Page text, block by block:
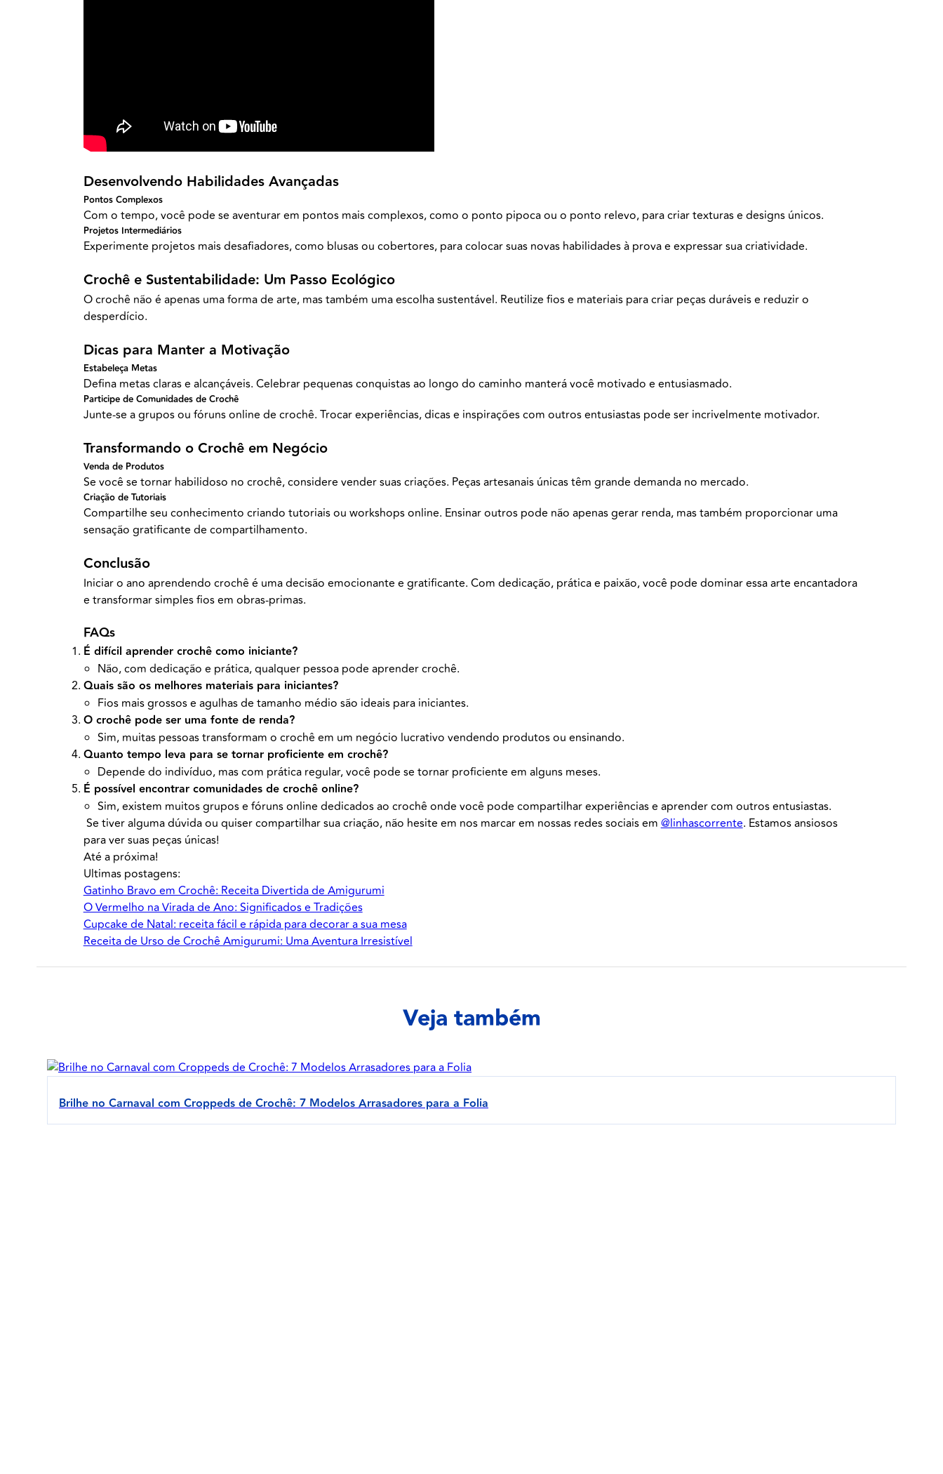
Desenvolvendo Habilidades Avançadas
Pontos Complexos
Com o tempo, você pode se aventurar em pontos mais complexos, como o ponto pipoca ou o ponto relevo, para criar texturas e designs únicos.
Projetos Intermediários
Experimente projetos mais desafiadores, como blusas ou cobertores, para colocar suas novas habilidades à prova e expressar sua criatividade.
Crochê e Sustentabilidade: Um Passo Ecológico
O crochê não é apenas uma forma de arte, mas também uma escolha sustentável. Reutilize fios e materiais para criar peças duráveis e reduzir o
desperdício.
Dicas para Manter a Motivação
Estabeleça Metas
Defina metas claras e alcançáveis. Celebrar pequenas conquistas ao longo do caminho manterá você motivado e entusiasmado.
Participe de Comunidades de Crochê
Junte-se a grupos ou fóruns online de crochê. Trocar experiências, dicas e inspirações com outros entusiastas pode ser incrivelmente motivador.
Transformando o Crochê em Negócio
Venda de Produtos
Se você se tornar habilidoso no crochê, considere vender suas criações. Peças artesanais únicas têm grande demanda no mercado.
Criação de Tutoriais
Compartilhe seu conhecimento criando tutoriais ou workshops online. Ensinar outros pode não apenas gerar renda, mas também proporcionar uma
sensação gratificante de compartilhamento.
Conclusão
Iniciar o ano aprendendo crochê é uma decisão emocionante e gratificante. Com dedicação, prática e paixão, você pode dominar essa arte encantadora
e transformar simples fios em obras-primas.
FAQs
É difícil aprender crochê como iniciante?
Não, com dedicação e prática, qualquer pessoa pode aprender crochê.
Quais são os melhores materiais para iniciantes?
Fios mais grossos e agulhas de tamanho médio são ideais para iniciantes.
O crochê pode ser uma fonte de renda?
Sim, muitas pessoas transformam o crochê em um negócio lucrativo vendendo produtos ou ensinando.
Quanto tempo leva para se tornar proficiente em crochê?
Depende do indivíduo, mas com prática regular, você pode se tornar proficiente em alguns meses.
É possível encontrar comunidades de crochê online?
Sim, existem muitos grupos e fóruns online dedicados ao crochê onde você pode compartilhar experiências e aprender com outros entusiastas.
Se tiver alguma dúvida ou quiser compartilhar sua criação, não hesite em nos marcar em nossas redes sociais em@linhascorrente. Estamos ansiosos
para ver suas peças únicas!
Até a próxima!
Ultimas postagens:
Gatinho Bravo em Crochê: Receita Divertida de Amigurumi
O Vermelho na Virada de Ano: Significados e Tradições
Cupcake de Natal: receita fácil e rápida para decorar a sua mesa
Receita de Urso de Crochê Amigurumi: Uma Aventura Irresistível
Veja também
Brilhe no Carnaval com Croppeds de Crochê: 7 Modelos Arrasadores para a Folia